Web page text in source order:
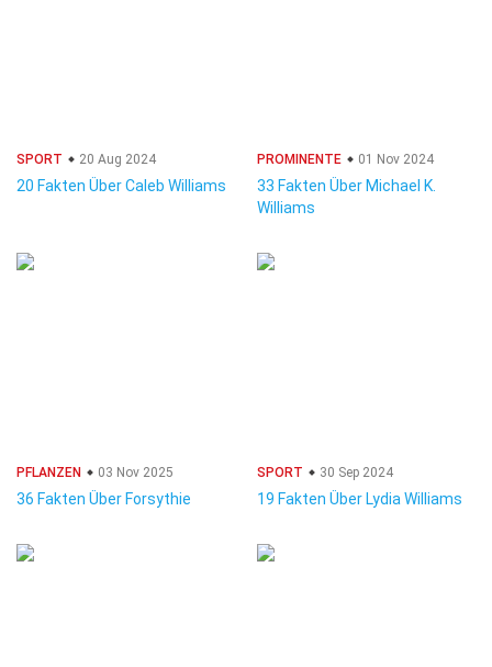
SPORT 20 Aug 2024
20 Fakten Über Caleb Williams
PROMINENTE 01 Nov 2024
33 Fakten Über Michael K.
Williams
PFLANZEN 03 Nov 2025
36 Fakten Über Forsythie
SPORT 30 Sep 2024
19 Fakten Über Lydia Williams